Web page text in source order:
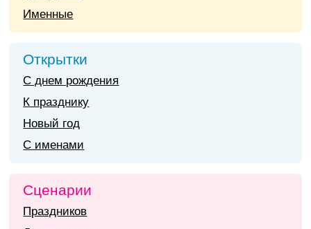
Именные
Открытки
С днем рождения
К празднику
Новый год
С именами
Сценарии
Праздников